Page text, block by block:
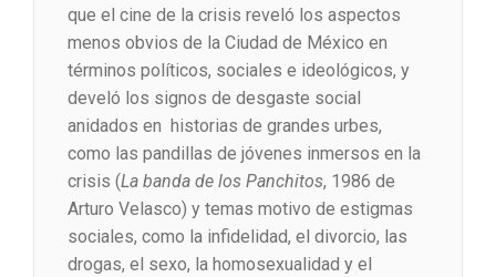
que el cine de la crisis reveló los aspectos
menos obvios de la Ciudad de México en
términos políticos, sociales e ideológicos, y
develó los signos de desgaste social
anidados en historias de grandes urbes,
como las pandillas de jóvenes inmersos en la
crisis (La banda de los Panchitos, 1986 de
Arturo Velasco) y temas motivo de estigmas
sociales, como la infidelidad, el divorcio, las
drogas, el sexo, la homosexualidad y el